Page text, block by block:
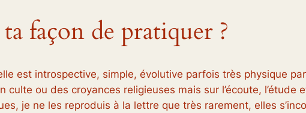
façon de pratiquer ?
est introspective, simple, évolutive parfois très physique
culte ou des croyances religieuses mais sur l’écoute,
je ne les reproduis à la lettre que très rarement, elles